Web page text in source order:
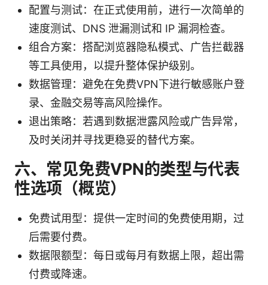
配置与测试：在正式使用前，进行一次简单的
速度测试、DNS 泄漏测试和 IP 漏洞检查。
组合方案：搭配浏览器隐私模式、广告拦截器
等工具使用，以提升整体保护级别。
数据管理：避免在免费VPN下进行敏感账户登
录、金融交易等高风险操作。
退出策略：若遇到数据泄露风险或广告异常，
及时关闭并寻找更稳妥的替代方案。
六、常见免费VPN的类型与代表
性选项（概览）
免费试用型：提供一定时间的免费使用期，过
后需要付费。
数据限额型：每日或每月有数据上限，超出需
付费或降速。